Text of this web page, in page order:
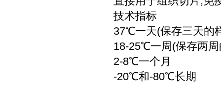
技术指标
37℃一天(保存三天的
18-25℃一周(保存两
2-8℃一个月
-20℃和-80℃长期